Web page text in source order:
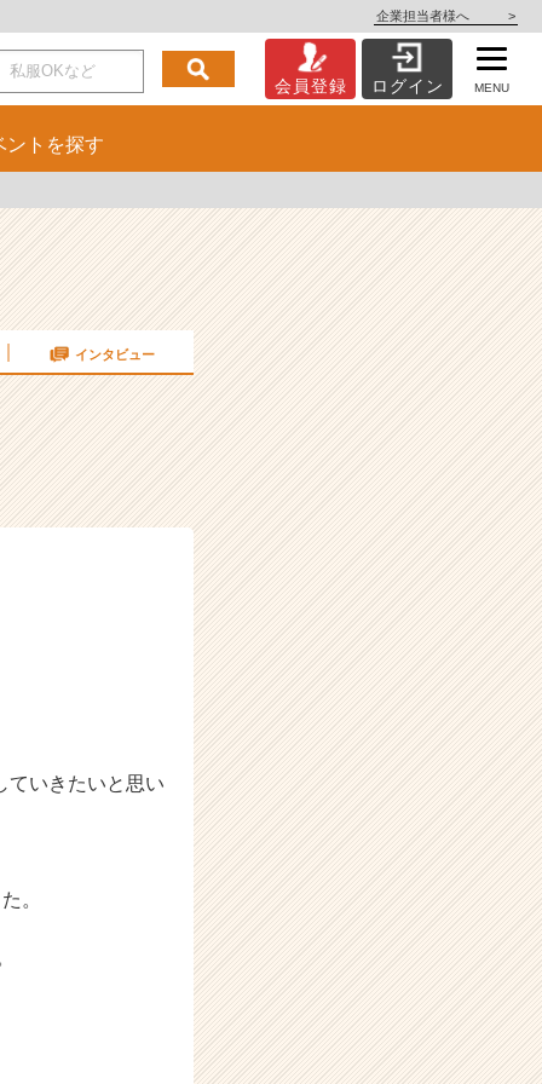
企業担当者様へ >
会員登録 ログイン MENU
ント を探す
インタビュー
ていきたいと思い
。